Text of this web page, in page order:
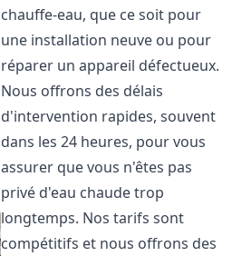
chauffe-eau, que ce soit pour
une installation neuve ou pour
réparer un appareil défectueux.
Nous offrons des délais
d'intervention rapides, souvent
dans les 24 heures, pour vous
assurer que vous n'êtes pas
privé d'eau chaude trop
longtemps. Nos tarifs sont
compétitifs et nous offrons des